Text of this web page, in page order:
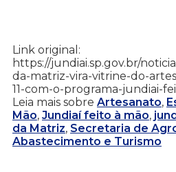
Link original:
https://jundiai.sp.gov.br/
da-matriz-vira-vitrine-do-
11-com-o-programa-jundiai-
Leia mais sobre Artesanato,
Mão, Jundiaí feito à mão,
da Matriz, Secretaria de
Abastecimento e Turismo